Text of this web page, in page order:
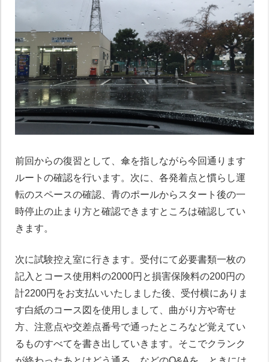
前回からの復習として、傘を指しながら今回通ります
ルートの確認を行います。次に、各発着点と慣らし運
転のスペースの確認、青のポールからスタート後の一
時停止の止まり方と確認できますところは確認してい
きます。
次に試験控え室に行きます。受付にて必要書類一枚の
記入とコース使用料の2000円と損害保険料の200円の
計2200円をお支払いいたしました後、受付横にありま
す白紙のコース図を使用しまして、曲がり方や寄せ
方、注意点や交差点番号で通ったところなど覚えてい
るものすべてを書き出していきます。そこでクランク